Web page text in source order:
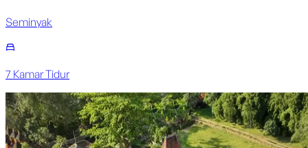
Seminyak
7 Kamar Tidur